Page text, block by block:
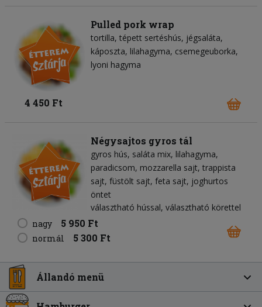
Pulled pork wrap
tortilla tépett sertéshús jégsaláta
káposzta lilahagyma csemegeuborka
lyoni hagyma
4 450 Ft
Négysajtos gyros tál
gyros hús saláta mix lilahagyma
paradicsom mozzarella sajt trappista
sajt füstölt sajt feta sajt joghurtos
öntet
választható hússal, választható körettel
nagy
5 950 Ft
normál 5 300 Ft
Állandó menü